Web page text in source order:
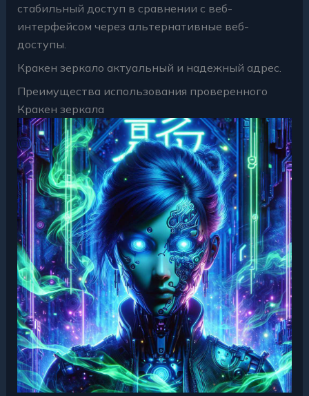
стабильный доступ в сравнении с веб-
интерфейсом через альтернативные веб-
доступы.
Кракен зеркало актуальный и надежный адрес.
Преимущества использования проверенного
Кракен зеркала